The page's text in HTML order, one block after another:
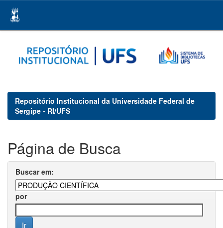
navigation
Repositório Institucional da Universidade Federal de
Sergipe - RI/UFS
Página de Busca
Buscar em:
por